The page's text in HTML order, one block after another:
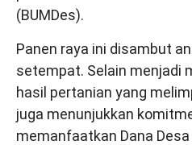
(BUMDes).
Panen raya ini disambut
setempat. Selain menjadi
hasil pertanian yang
juga menunjukkan
memanfaatkan Dana